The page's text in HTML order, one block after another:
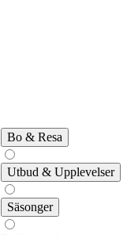
Bo & Resa
Utbud & Upplevelser
Säsonger